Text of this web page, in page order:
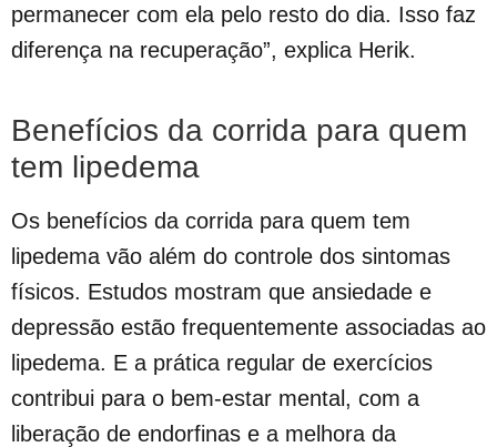
permanecer com ela pelo resto do dia. Isso faz
diferença na recuperação”, explica Herik.
Benefícios da corrida para quem
tem lipedema
Os benefícios da corrida para quem tem
lipedema vão além do controle dos sintomas
físicos. Estudos mostram que ansiedade e
depressão estão frequentemente associadas ao
lipedema. E a prática regular de exercícios
contribui para o bem-estar mental, com a
liberação de endorfinas e a melhora da